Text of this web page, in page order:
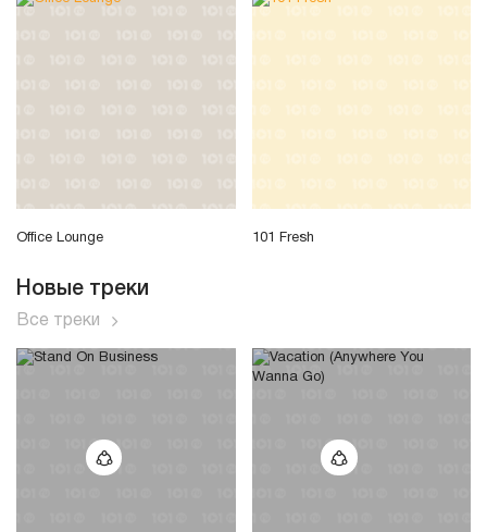
Office Lounge 101 Fresh
Новые треки
Все треки